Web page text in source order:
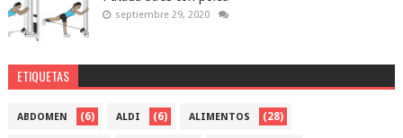
septiembre 29, 2020
ETIQUETAS
ABDOMEN (6) ALDI (6) ALIMENTOS (28)